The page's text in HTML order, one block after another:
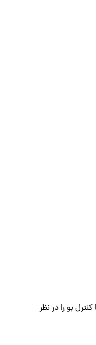
بو را در نظر